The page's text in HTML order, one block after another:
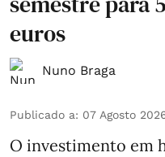
euros
Nuno Braga
Publicado a: 07 Agosto
O investimento em